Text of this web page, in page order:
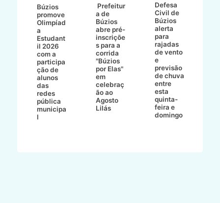
Búzios
promove
Olimpíad
a
Estudant
il 2026
com a
participa
ção de
alunos
das
redes
pública
municipa
l
Prefeitur
a de
Búzios
abre pré-
inscriçõe
s para a
corrida
"Búzios
por Elas"
em
celebraç
ão ao
Agosto
Lilás
Defesa
Civil de
Búzios
alerta
para
rajadas
de vento
e
previsão
de chuva
entre
esta
quinta-
feira e
domingo